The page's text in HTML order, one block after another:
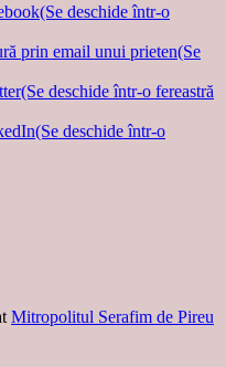
deschide într-o
prin email unui prieten(Se
deschide într-o fereastră
deschide într-o
Mitropolitul Serafim de Pireu